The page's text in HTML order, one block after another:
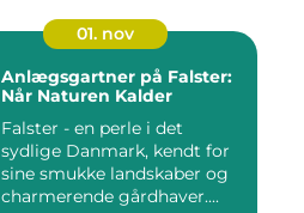
01. nov
Anlægsgartner på Falster:
Når Naturen Kalder
Falster - en perle i det
sydlige Danmark, kendt for
sine smukke landskaber og
charmerende gårdhaver....